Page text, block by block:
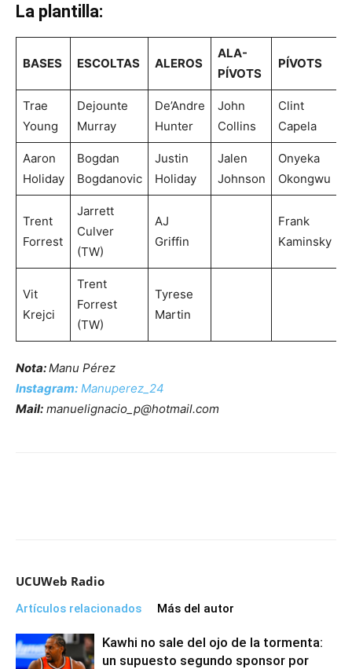
La plantilla:
BASES ESCOLTAS ALEROS
ALA-
PÍVOTS
PÍVOTS
Trae
Young
Dejounte
Murray
De’Andre
Hunter
John
Collins
Clint
Capela
Aaron
Holiday
Bogdan
Bogdanovic
Justin
Holiday
Jalen
Johnson
Onyeka
Okongwu
Trent
Forrest
Jarrett
Culver
(TW)
AJ
Griffin
Frank
Kaminsky
Vit
Krejci
Trent
Forrest
(TW)
Tyrese
Martin
Nota:Manu Pérez
Instagram: Manuperez_24
Mail: manuelignacio_p@hotmail.com
UCUWeb Radio
Artículos relacionados Más del autor
Kawhi no sale del ojo de la tormenta:
un supuesto segundo sponsor por